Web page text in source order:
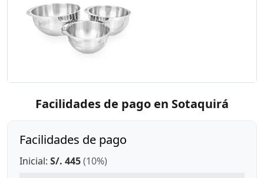
Facilidades de pago en Sotaquirá
Facilidades de pago
Inicial: S/. 445(10%)